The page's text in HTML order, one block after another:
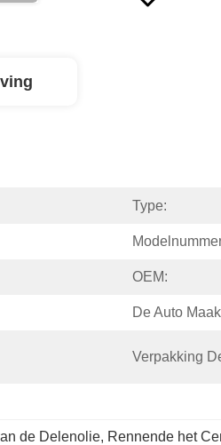
Type:
OEM:
De Auto
Verpakking
de Delenolie, Rennende het